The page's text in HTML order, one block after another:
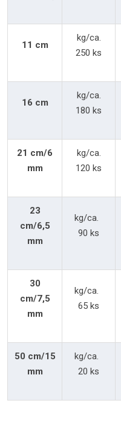
11 cm
kg/ca.
250 ks
16 cm
kg/ca.
180 ks
21 cm/6
mm
kg/ca.
120 ks
23
cm/6,5
mm
kg/ca.
90 ks
30
cm/7,5
mm
kg/ca.
65 ks
50 cm/15
mm
kg/ca.
20 ks